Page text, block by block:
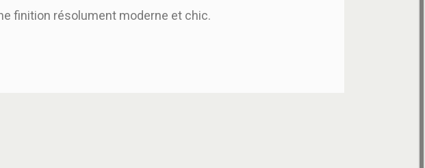
finition résolument moderne et chic.